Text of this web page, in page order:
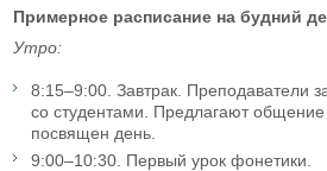
Примерное расписание на будний
Утро:
8:15–9:00. Завтрак. Преподаватели
со студентами. Предлагают общение
посвящен день.
9:00–10:30. Первый урок фонетики.